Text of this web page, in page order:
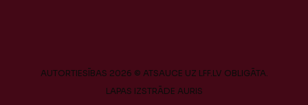
AUTORTIESĪBAS 2026 © ATSAUCE UZ LFF.LV OBLIGĀTA.
LAPAS IZSTRĀDE AURIS